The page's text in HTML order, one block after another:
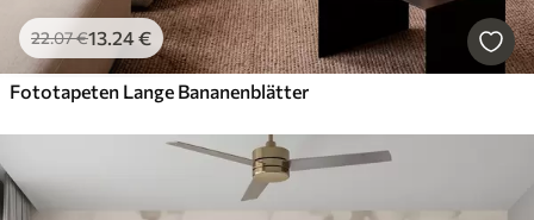
22.07€13.24€
Fototapeten Lange Bananenblätter